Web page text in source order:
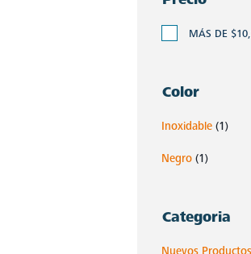
MÁS DE
Color
Inoxidable (1)
Negro (1)
Categoria
Nuevos